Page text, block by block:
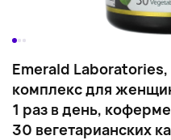
Emerald
комплекс для
1 раз в день,
30 вегетарианских